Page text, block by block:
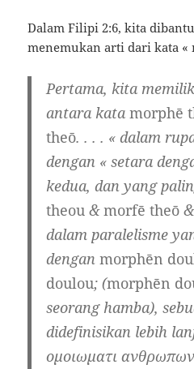
Dalam Filipi 2:6, kita
menemukan arti dari kata «
Pertama, kita
antara kata morphē
theō. . . . « dalam
dengan « setara
kedua, dan yang
theou &morfē theō&
dalam paralelisme
dengan morphēn
doulou; (morphēn
seorang hamba),
didefinisikan lebih
ομοιωματι